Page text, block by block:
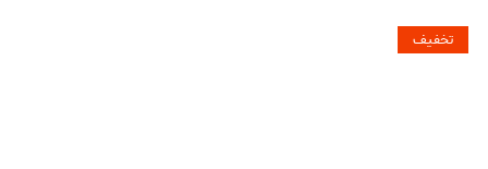
تخفیف